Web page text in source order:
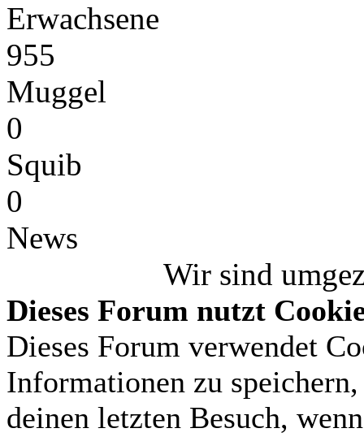
Erwachsene
955
Muggel
0
Squib
0
News
Wir sind
Dieses Forum nutzt
Dieses Forum verwendet
Informationen zu
deinen letzten Besuch,